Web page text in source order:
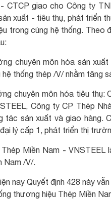
CTCP giao cho Công ty
xuất - tiêu thụ, phát triển
trong cùng hệ thống. Theo
chuyên môn hóa sản
thống thép /V/ nhằm tăng
chuyên môn hóa tiêu thụ:
Công ty CP Thép
tác sản xuất và giao hàng.
lý cấp 1, phát triển thị
Miền Nam - VNSTEEL
Nam /V/.
nay Quyết định 428 này
thương hiệu Thép Miền